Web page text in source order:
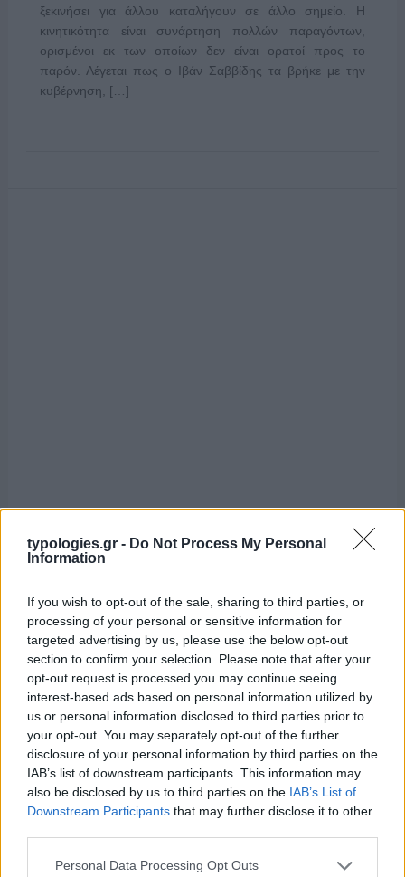
typologies.gr - Do Not Process My Personal
Information
If you wish to opt-out of the sale, sharing to third parties, or
processing of your personal or sensitive information for
targeted advertising by us, please use the below opt-out
section to confirm your selection. Please note that after your
opt-out request is processed you may continue seeing
interest-based ads based on personal information utilized by
us or personal information disclosed to third parties prior to
your opt-out. You may separately opt-out of the further
disclosure of your personal information by third parties on the
IAB’s list of downstream participants. This information may
also be disclosed by us to third parties on the IAB’s List of
Downstream Participants that may further disclose it to other
Please note that this website/app uses one or more Google
Personal Data Processing Opt Outs
ξεκινήσει για άλλου καταλήγουν σε άλλο σημείο. Η
κινητικότητα είναι συνάρτηση πολλών παραγόντων,
ορισμένοι εκ των οποίων δεν είναι ορατοί προς το
παρόν. Λέγεται πως ο Ιβάν Σαββίδης τα βρήκε με την
κυβέρνηση, […]